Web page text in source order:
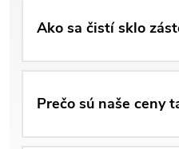
Ako sa čistí sklo
Prečo sú naše ceny